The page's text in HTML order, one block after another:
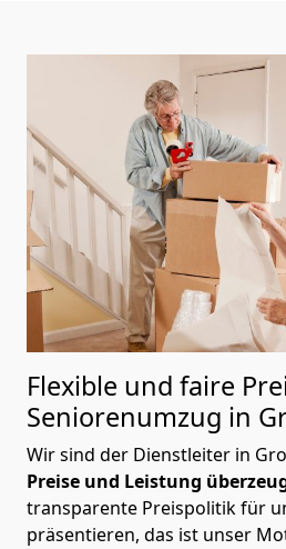
Flexible und faire
Seniorenumzug in
Wir sind der Dienstleiter in
Preise und Leistung
transparente Preispolitik für
präsentieren, das ist unser